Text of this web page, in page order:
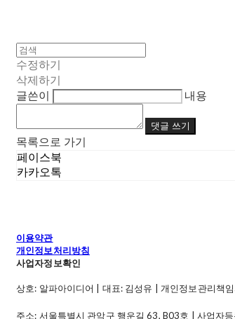
수정하기
삭제하기
글쓴이
내용
댓글 쓰기
목록으로 가기
페이스북
카카오톡
이용약관
개인정보처리방침
사업자정보확인
상호: 알파아이디어 | 대표: 김성유 | 개인정보관리
주소: 서울특별시 관악구 행운길 63, B03호 | 사업자